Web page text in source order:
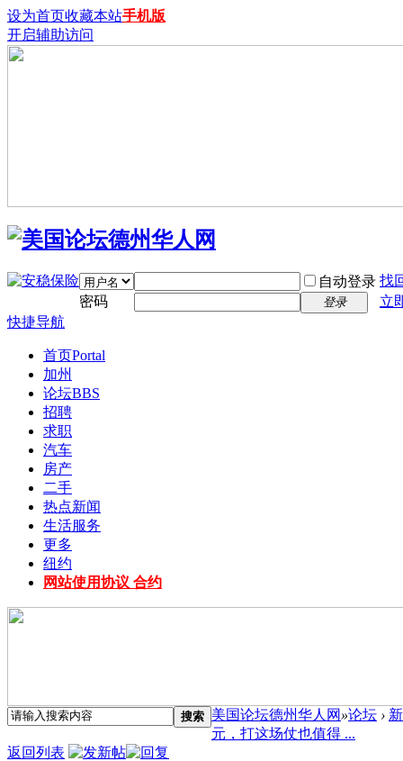
设为首页收藏本站手机版
开启辅助访问
自动登录 找
密码
登录
立
快捷导航
首页Portal
加州
论坛BBS
招聘
求职
汽车
房产
二手
热点新闻
生活服务
更多
纽约
网站使用协议 合约
搜索 美国论坛德州华人网 »论坛 ›
元，打这场仗也值得 ...
返回列表